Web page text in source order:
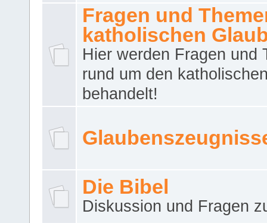
Fragen und
katholischen
Hier werden Fragen und
rund um den
behandelt!
Die Bibel
Diskussion und Fragen